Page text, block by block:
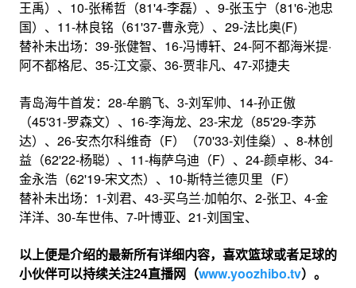
王禹）、10-张稀哲（81'4-李磊）、9-张玉宁（81'6-池忠
国）、11-林良铭（61'37-曹永竞）、29-法比奥(F)
替补未出场：39-张健智、16-冯博轩、24-阿不都海米提·
阿不都格尼、35-江文豪、36-贾非凡、47-邓捷夫
青岛海牛首发：28-牟鹏飞、3-刘军帅、14-孙正傲
（45'31-罗森文）、16-李海龙、23-宋龙（85'29-李苏
达）、26-安杰尔科维奇（F）（70'33-刘佳燊）、8-林创
益（62'22-杨聪）、11-梅萨乌迪（F）、24-颜卓彬、34-
金永浩（62'19-宋文杰）、10-斯特兰德贝里（F）
替补未出场：1-刘君、43-买乌兰·加帕尔、2-张卫、4-金
洋洋、30-车世伟、7-叶博亚、21-刘国宝、
以上便是介绍的最新所有详细内容，喜欢篮球或者足球的
小伙伴可以持续关注24直播网（www.yoozhibo.tv）。